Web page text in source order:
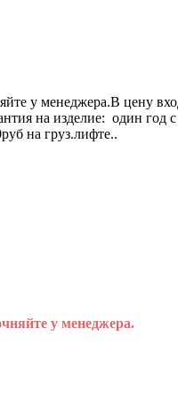
у менеджера.В цену
на изделие: один
на груз.лифте..
у менеджера.